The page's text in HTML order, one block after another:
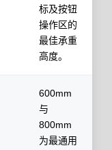
标及按钮
操作区的
最佳承重
高度。
600mm
与
800mm
为最通用